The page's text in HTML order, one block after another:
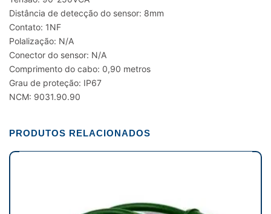
Distância de detecção do sensor: 8mm
Contato: 1NF
Polalização: N/A
Conector do sensor: N/A
Comprimento do cabo: 0,90 metros
Grau de proteção: IP67
NCM: 9031.90.90
PRODUTOS RELACIONADOS